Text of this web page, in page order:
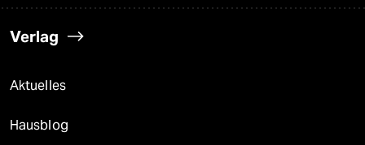
Verlag
Aktuelles
Hausblog